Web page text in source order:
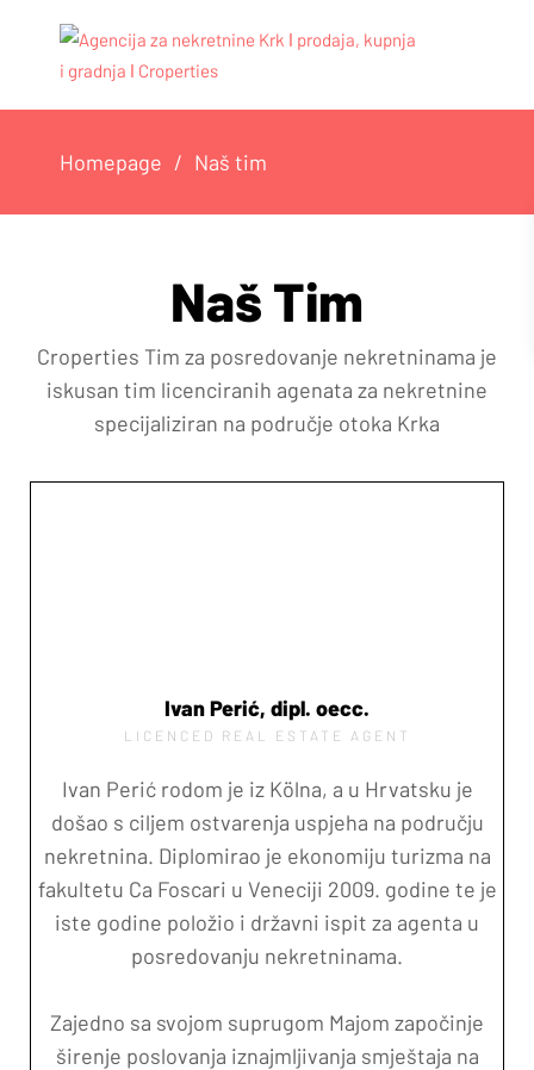
Homepage Naš tim
Naš Tim
Croperties Tim za posredovanje nekretninama je
iskusan tim licenciranih agenata za nekretnine
specijaliziran na područje otoka Krka
Ivan Perić, dipl. oecc.
LICENCED REAL ESTATE AGENT
Ivan Perić rodom je iz Kölna, a u Hrvatsku je
došao s ciljem ostvarenja uspjeha na području
nekretnina. Diplomirao je ekonomiju turizma na
fakultetu Ca Foscari u Veneciji 2009. godine te je
iste godine položio i državni ispit za agenta u
posredovanju nekretninama.
Zajedno sa svojom suprugom Majom započinje
širenje poslovanja iznajmljivanja smještaja na